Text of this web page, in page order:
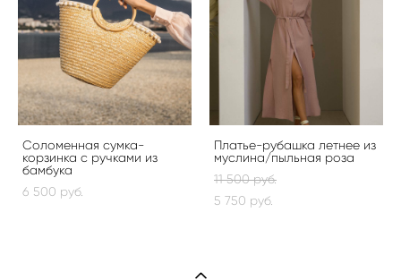
Соломенная сумка-
корзинка с ручками из
бамбука
6 500 pуб.
Платье-рубашка летнее из
муслина/пыльная роза
11 500 pуб.
5 750 pуб.